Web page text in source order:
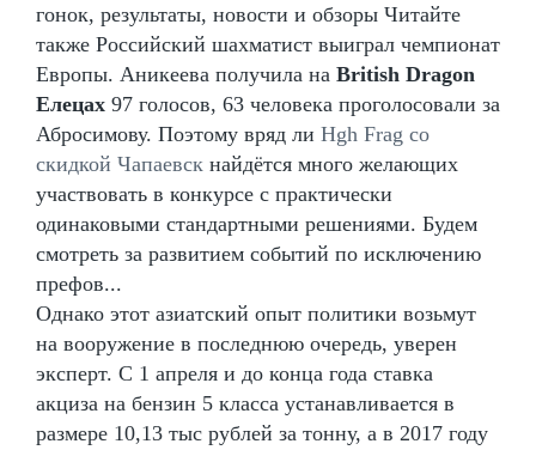
гонок, результаты, новости и обзоры Читайте
также Российский шахматист выиграл чемпионат
Европы. Аникеева получила на British Dragon
Елецах 97 голосов, 63 человека проголосовали за
Абросимову. Поэтому вряд ли Hgh Frag со
скидкой Чапаевск найдётся много желающих
участвовать в конкурсе с практически
одинаковыми стандартными решениями. Будем
смотреть за развитием событий по исключению
префов...
Однако этот азиатский опыт политики возьмут
на вооружение в последнюю очередь, уверен
эксперт. С 1 апреля и до конца года ставка
акциза на бензин 5 класса устанавливается в
размере 10,13 тыс рублей за тонну, а в 2017 году